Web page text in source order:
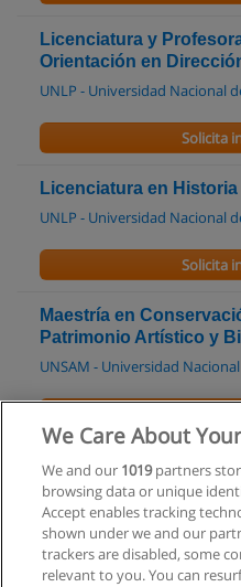
Licenciatura y
Orientación en
UNLP - Universidad Nacional
Solicita
Licenciatura en
UNLP - Universidad Nacional
Solicita
Maestría en
Patrimonio Artístico y
UNSAM - Universidad
Curso - Taller de
Asociación Civil de Buena
Solicita
We Care About
We and our 1019partners
browsing data or unique
Accept enables tracking
shown under we and our
trackers are disabled, some
relevant to you. You can